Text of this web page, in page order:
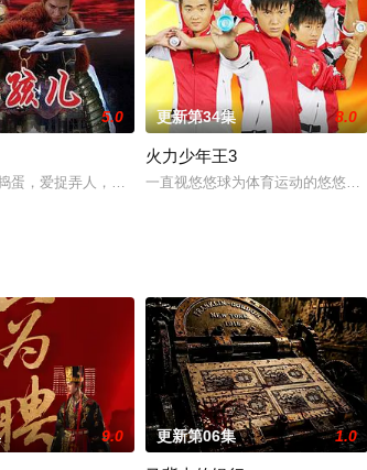
谋！秦御对颜一一更加爱慕，而在身陷危险时秦御的舍
5.0
蛋，爱捉弄人，在生日之时被寻仇，一番风波在其父母
更新第34集 8.0
火力少年王3
一直视悠悠球为体育运动的悠悠
9.0 更新第06集 1.0